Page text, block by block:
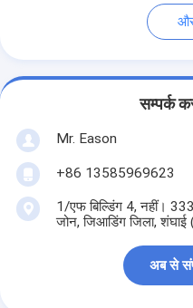
सम्पर्क
Mr. Eason
+86 13585969623
1/एफ बिल्डिंग 4, नहीं।
जोन, जिआडिंग जिला,
अब से